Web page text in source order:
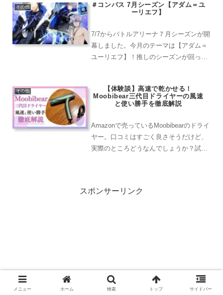
ズニーランドに向かう途中「ボンボヤー
その他
＃コンパス 7月シーズン【アダム＝ユ
ーリエフ】
7/7からバトルアリーナ７月シーズンが開
幕しました。今月のテーマは【アダム＝
ユーリエフ】！推しのシーズンが回って
な騎士団長も、時には夢を見るのでしょ
うか…！？ストー...
その他
【体験談】高速で乾かせる！
Moobibear三代目ドライヤーの風速
と使い勝手を徹底解説
Amazonで売っているMoobibearのドライ
ヤー。口コミはすごく良さそうだけど、
実際のところどうなんでしょうか？試し
が手に入る...
スポンサーリンク
メニュー ホーム 検索 トップ サイドバー